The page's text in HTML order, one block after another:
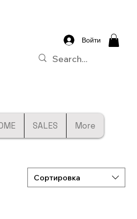
Войти
SALES More
Сортировка